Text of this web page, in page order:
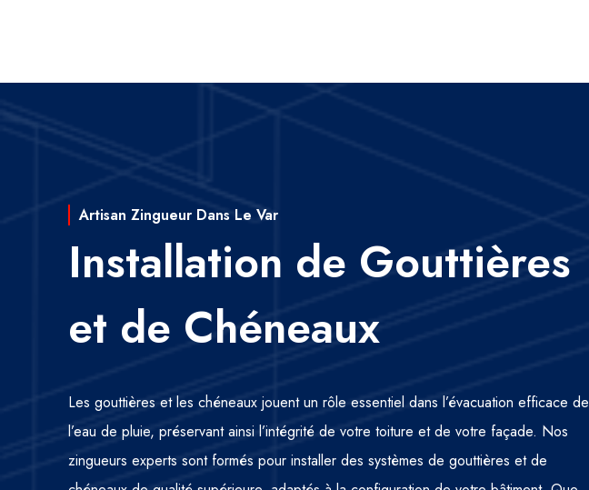
Artisan Zingueur Dans Le Var
Installation de Gouttières
et de Chéneaux
Les gouttières et les chéneaux jouent un rôle essentiel dans l’évacuation efficace de
l’eau de pluie, préservant ainsi l’intégrité de votre toiture et de votre façade. Nos
zingueurs experts sont formés pour installer des systèmes de gouttières et de